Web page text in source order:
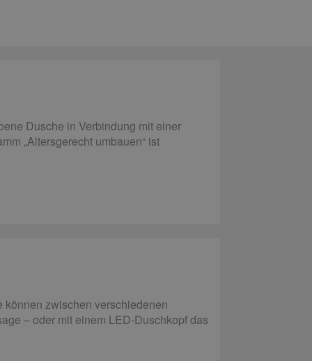
Dusche in Verbindung mit einer
„Altersgerecht umbauen“ ist
zwischen verschiedenen
– oder mit einem LED-Duschkopf das